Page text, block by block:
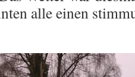
alle einen